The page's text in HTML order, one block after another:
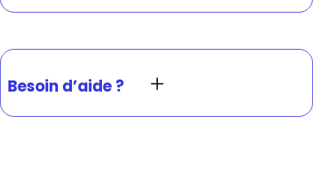
Besoin d’aide ?